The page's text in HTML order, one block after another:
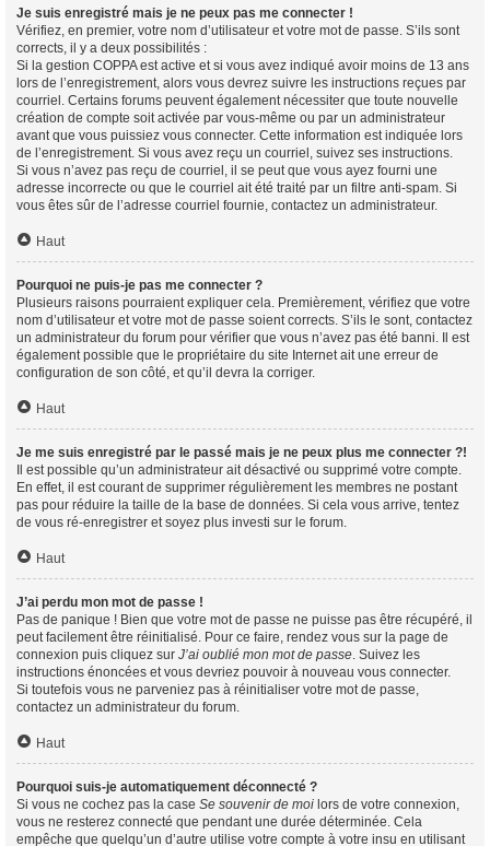
Je suis enregistré mais je ne peux pas me connecter !
Vérifiez, en premier, votre nom d’utilisateur et votre mot de passe. S’ils sont
corrects, il y a deux possibilités :
Si la gestion COPPA est active et si vous avez indiqué avoir moins de 13 ans
lors de l’enregistrement, alors vous devrez suivre les instructions reçues par
courriel. Certains forums peuvent également nécessiter que toute nouvelle
création de compte soit activée par vous-même ou par un administrateur
avant que vous puissiez vous connecter. Cette information est indiquée lors
de l’enregistrement. Si vous avez reçu un courriel, suivez ses instructions.
Si vous n’avez pas reçu de courriel, il se peut que vous ayez fourni une
adresse incorrecte ou que le courriel ait été traité par un filtre anti-spam. Si
vous êtes sûr de l’adresse courriel fournie, contactez un administrateur.
Haut
Pourquoi ne puis-je pas me connecter ?
Plusieurs raisons pourraient expliquer cela. Premièrement, vérifiez que votre
nom d’utilisateur et votre mot de passe soient corrects. S’ils le sont, contactez
un administrateur du forum pour vérifier que vous n’avez pas été banni. Il est
également possible que le propriétaire du site Internet ait une erreur de
configuration de son côté, et qu’il devra la corriger.
Haut
Je me suis enregistré par le passé mais je ne peux plus me connecter ?!
Il est possible qu’un administrateur ait désactivé ou supprimé votre compte.
En effet, il est courant de supprimer régulièrement les membres ne postant
pas pour réduire la taille de la base de données. Si cela vous arrive, tentez
de vous ré-enregistrer et soyez plus investi sur le forum.
Haut
J’ai perdu mon mot de passe !
Pas de panique ! Bien que votre mot de passe ne puisse pas être récupéré, il
peut facilement être réinitialisé. Pour ce faire, rendez vous sur la page de
connexion puis cliquez sur J’ai oublié mon mot de passe. Suivez les
instructions énoncées et vous devriez pouvoir à nouveau vous connecter.
Si toutefois vous ne parveniez pas à réinitialiser votre mot de passe,
contactez un administrateur du forum.
Haut
Pourquoi suis-je automatiquement déconnecté ?
Si vous ne cochez pas la case Se souvenir de moi lors de votre connexion,
vous ne resterez connecté que pendant une durée déterminée. Cela
empêche que quelqu’un d’autre utilise votre compte à votre insu en utilisant